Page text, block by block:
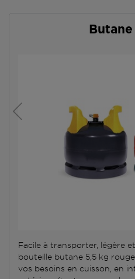
Facile à transporter, légère
bouteille butane 5,5 kg
vos besoins en cuisson, en